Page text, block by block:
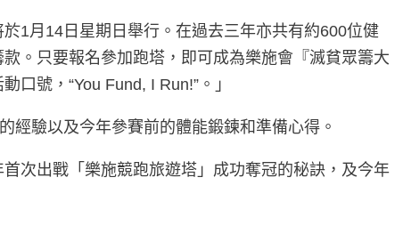
1月14日星期日舉行。在過去三年亦共有約600位健
。只要報名參加跑塔，即可成為樂施會『滅貧眾籌大
號，“You Fund, I Run!”。」
經驗以及今年參賽前的體能鍛鍊和準備心得。
次出戰「樂施競跑旅遊塔」成功奪冠的秘訣，及今年